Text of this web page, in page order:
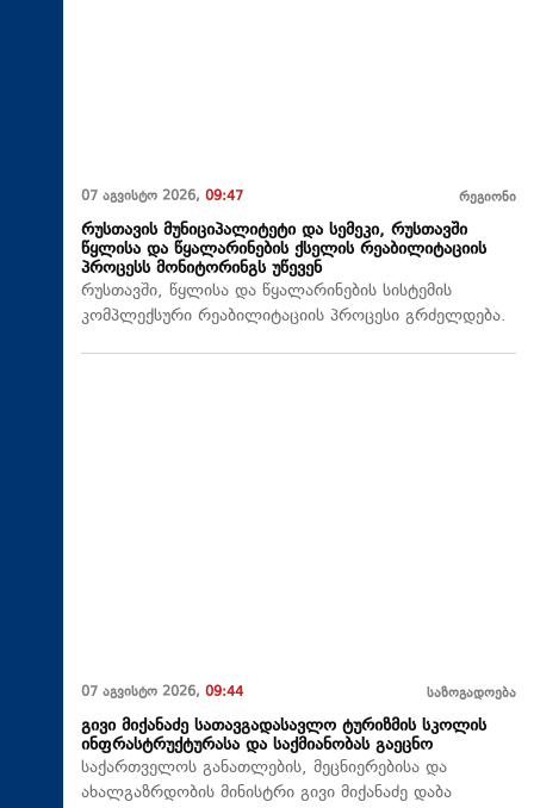
07 აგვისტო 2026, 09:47 რეგიონი
რუსთავის მუნიციპალიტეტი და სემეკი, რუსთავში
წყლისა და წყალარინების ქსელის რეაბილიტაციის
პროცესს მონიტორინგს უწევენ
რუსთავში, წყლისა და წყალარინების სისტემის
კომპლექსური რეაბილიტაციის პროცესი გრძელდება.
07 აგვისტო 2026, 09:44 საზოგადოება
გივი მიქანაძე სათავგადასავლო ტურიზმის სკოლის
ინფრასტრუქტურასა და საქმიანობას გაეცნო
საქართველოს განათლების, მეცნიერებისა და
ახალგაზრდობის მინისტრი გივი მიქანაძე დაბა